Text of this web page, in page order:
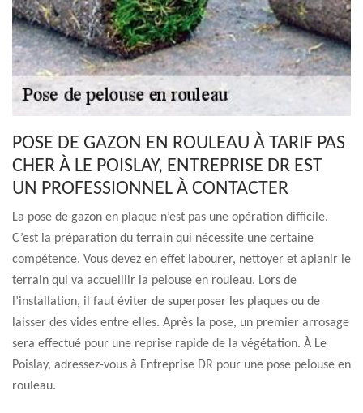
POSE DE GAZON EN ROULEAU À TARIF PAS
CHER À LE POISLAY, ENTREPRISE DR EST
UN PROFESSIONNEL À CONTACTER
La pose de gazon en plaque n’est pas une opération difficile.
C’est la préparation du terrain qui nécessite une certaine
compétence. Vous devez en effet labourer, nettoyer et aplanir le
terrain qui va accueillir la pelouse en rouleau. Lors de
l’installation, il faut éviter de superposer les plaques ou de
laisser des vides entre elles. Après la pose, un premier arrosage
sera effectué pour une reprise rapide de la végétation. À Le
Poislay, adressez-vous à Entreprise DR pour une pose pelouse en
rouleau.